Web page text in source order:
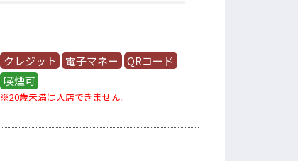
クレジット 電子マネー
QRコード
喫煙可
※20歳未満は入店できません。